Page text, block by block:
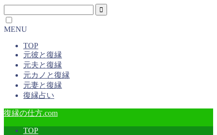
MENU
TOP
元彼と復縁
元夫と復縁
元カノと復縁
元妻と復縁
復縁占い
復縁の仕方.com
TOP